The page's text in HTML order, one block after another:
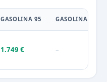
GASOLINA 95 GASOLINA 98
1.749 € –